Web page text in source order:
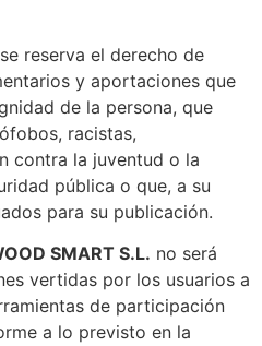
se reserva el derecho de
y aportaciones que
de la persona, que
racistas,
contra la juventud o la
pública o que, a su
para su publicación.
SMART S.L. no será
vertidas por los usuarios a
de participación
a lo previsto en la